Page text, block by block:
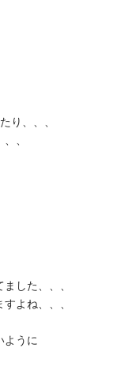
り、、、
、
した、、、
よね、、、
ように